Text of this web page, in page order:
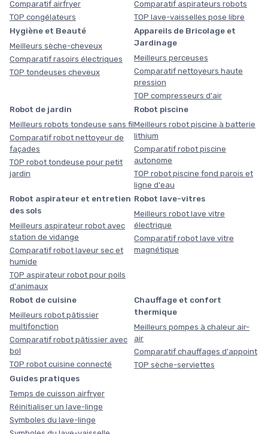
Comparatif airfryer
TOP congélateurs
Comparatif aspirateurs robots
TOP lave-vaisselles pose libre
Hygiène et Beauté
Meilleurs sèche-cheveux
Comparatif rasoirs électriques
TOP tondeuses cheveux
Appareils de Bricolage et
Jardinage
Meilleurs perceuses
Comparatif nettoyeurs haute
pression
TOP compresseurs d'air
Robot de jardin
Meilleurs robots tondeuse sans fil
Comparatif robot nettoyeur de
façades
TOP robot tondeuse pour petit
jardin
Robot piscine
Meilleurs robot piscine à batterie
lithium
Comparatif robot piscine
autonome
TOP robot piscine fond parois et
ligne d'eau
Robot aspirateur et entretien
des sols
Meilleurs aspirateur robot avec
station de vidange
Comparatif robot laveur sec et
humide
TOP aspirateur robot pour poils
d'animaux
Robot lave-vitres
Meilleurs robot lave vitre
électrique
Comparatif robot lave vitre
magnétique
Robot de cuisine
Meilleurs robot pâtissier
multifonction
Comparatif robot pâtissier avec
bol
TOP robot cuisine connecté
Chauffage et confort
thermique
Meilleurs pompes à chaleur air-
air
Comparatif chauffages d'appoint
TOP sèche-serviettes
Guides pratiques
Temps de cuisson airfryer
Réinitialiser un lave-linge
Symboles du lave-linge